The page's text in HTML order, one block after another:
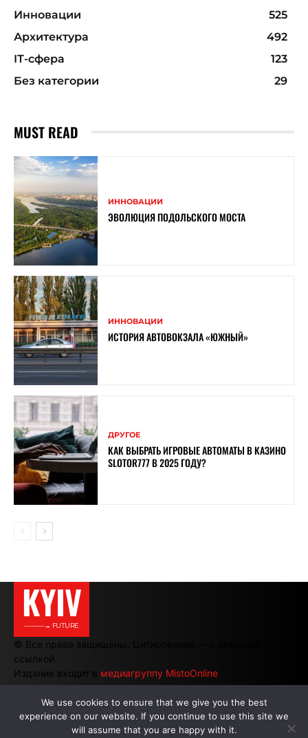
Инновации
525
Архитектура
492
ІТ-сфера
123
Без категории
29
MUST READ
ИННОВАЦИИ
ЭВОЛЮЦИЯ ПОДОЛЬСКОГО МОСТА
ИННОВАЦИИ
ИСТОРИЯ АВТОВОКЗАЛА «ЮЖНЫЙ»
ДРУГОЕ
КАК ВЫБРАТЬ ИГРОВЫЕ АВТОМАТЫ В КАЗИНО
SLOTOR777 В 2025 ГОДУ?
KYIV
———→ FUTURE
© Все права защищены. Цитирование — с активной
ссылкой.
Издание входит в медиагруппу MistoOnline
АВТОРЫ | РЕКЛАМА НА САЙТЕ
We use cookies to ensure that we give you the best
experience on our website. If you continue to use this site we
will assume that you are happy with it.